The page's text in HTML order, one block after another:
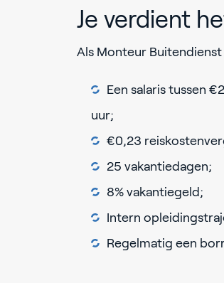
Je verdient
Als Monteur
Een salaris tussen
uur;
€0,23
25 vakantiedagen;
8% vakantiegeld;
Intern
Regelmatig een